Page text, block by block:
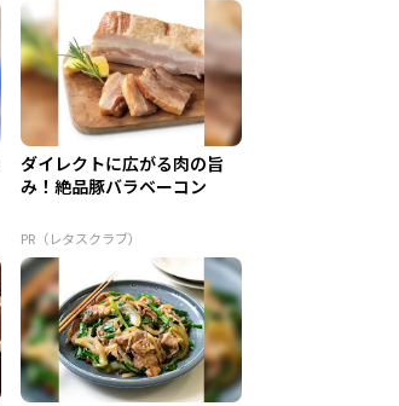
ダイレクトに広がる肉の旨
み！絶品豚バラベーコン
PR（レタスクラブ）